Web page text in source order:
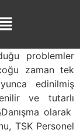
problemler
zaman tek
edinilmiş
ve tutarlı
olarak
TSK Personel